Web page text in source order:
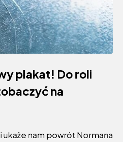
plakat! Do roli
na
ukaże nam powrót Normana